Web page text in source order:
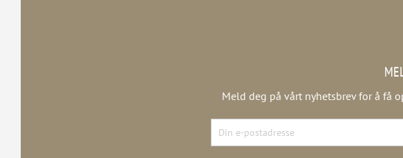
Meld deg på vårt nyhetsbrev for å få